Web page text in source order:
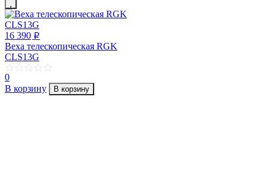
16 390 p
Веха телескопическая RGK
CLS13G
0
В корзину
В корзину